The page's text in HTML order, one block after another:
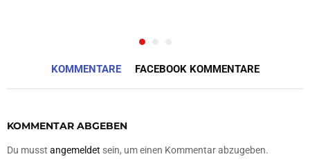
KOMMENTARE FACEBOOK KOMMENTARE
KOMMENTAR ABGEBEN
Du musst angemeldet sein, um einen Kommentar abzugeben.